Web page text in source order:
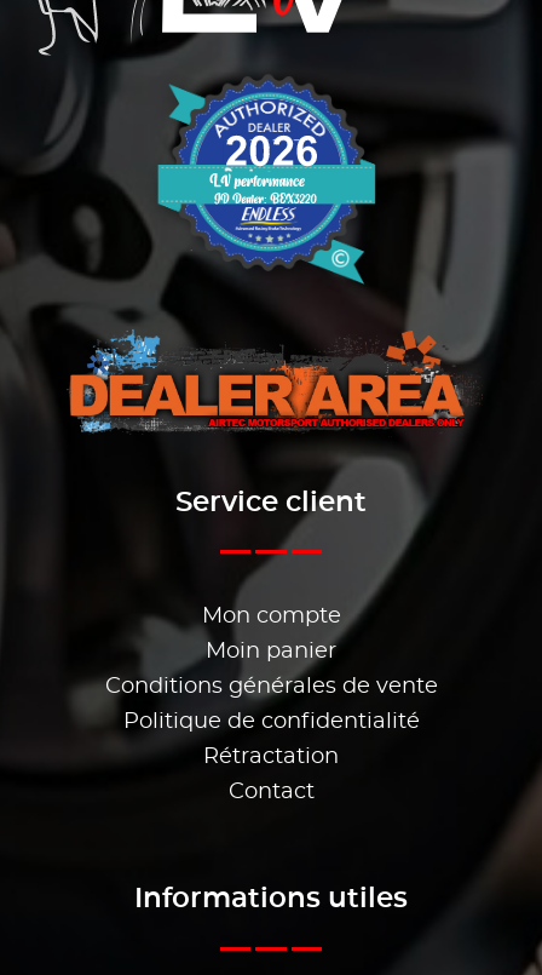
Service client
Mon compte
Moin panier
Conditions générales de vente
Politique de confidentialité
Rétractation
Contact
Informations utiles